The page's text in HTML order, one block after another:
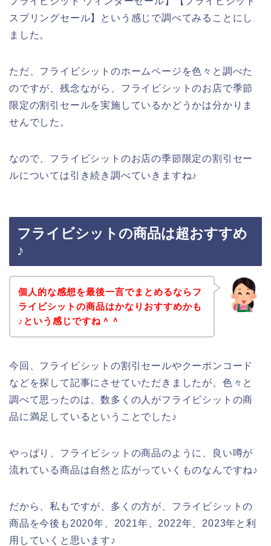
スプリングセール】という感じで調べてみることにし
ました。
ただ、フライビシットのホームページを色々と調べた
のですが、残念ながら、フライビシットのお店で季節
限定の割引セールを実施しているかどうかは分かりま
せんでした。
なので、フライビシットのお店の季節限定の割引セー
ルについては引き続き調べていきますね♪
フライビシットの商品は超おすすめ
♪
個人的な感想を最後一言でまとめるならフ
ライビシットの商品はかなりおすすめかも
♪という感じですね＾＾
今回、フライビシットの割引セールやクーポンコード
などを探して記事にさせていただきましたが、色々と
調べて思ったのは、数多くの人がフライビシットの商
品に満足しているということでした♪
やっぱり、フライビシットの商品のように、良い噂が
流れている商品は自然と広がっていくものなんですね♪
だから、私もですが、多くの方が、フライビシットの
商品を今後も2020年、2021年、2022年、2023年と利
用していくと思います♪